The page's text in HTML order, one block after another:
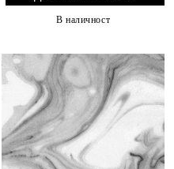
В наличност